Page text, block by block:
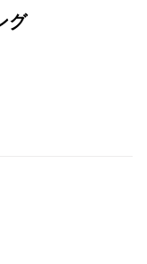
グ